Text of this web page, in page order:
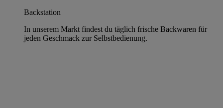
Backstation
In unserem Markt findest du täglich frische Backwaren für
jeden Geschmack zur Selbstbedienung.